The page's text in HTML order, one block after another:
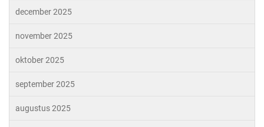
december 2025
november 2025
oktober 2025
september 2025
augustus 2025